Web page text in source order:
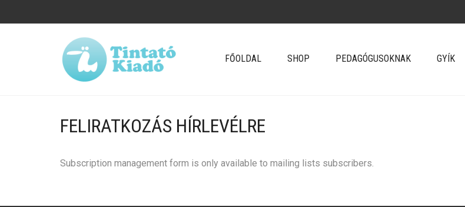
FŐOLDAL SHOP PEDAGÓGUSOKNAK GYÍK
FELIRATKOZÁS HÍRLEVÉLRE
Subscription management form is only available to mailing lists subscribers.